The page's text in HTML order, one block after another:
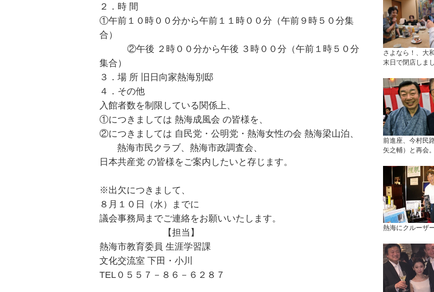
２． 時 間
①午前１０時００分から午前１１時００分（午前９時５０分集
合）
②午後 ２ 時００分から午後 ３ 時００分（午前 １ 時５０分
集合）
３． 場 所 旧日向家熱海別邸
４． その他
入館者数を制限している関係上、
①につきましては 熱海成風会 の皆様を、
②につきましては 自民党・公明党・熱海女性の会 熱海梁山泊、
熱海市民クラブ、熱海市政調査会、
日本共産党 の皆様をご案内したいと存じます。
※出欠につきまして、
８月１０日（水）までに
議会事務局までご連絡をお願いいたします。
【担当】
熱海市教育委員 生涯学習課
文化交流室 下田・小川
TEL０５５７－８６－６２８７
さよなら！、大
末日で閉店しまし
前進座、今村民
矢之輔）と再会
熱海にクルーザ